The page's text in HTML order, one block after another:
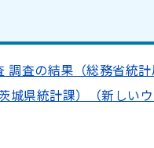
調査の結果（総務省統
城県統計課）（新しいウ